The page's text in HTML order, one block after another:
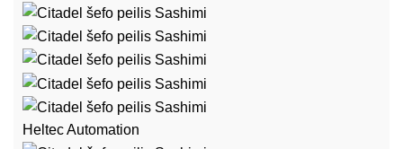
Heltec Automation